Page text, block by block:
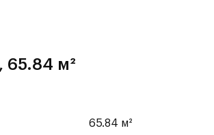
65.84 м²
65.84 м²